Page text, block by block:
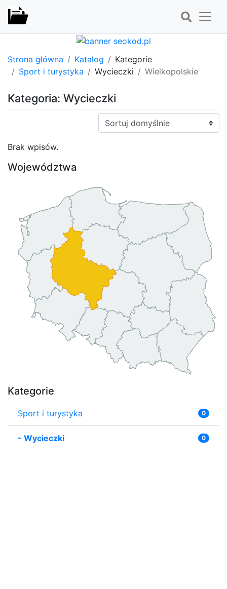
Strona główna Katalog
Kategorie
Sport i turystyka
Wycieczki Wielkopolskie
Kategoria: Wycieczki
Sortuj:
Brak wpisów.
Województwa
Kategorie
Sport i turystyka 0
- Wycieczki 0